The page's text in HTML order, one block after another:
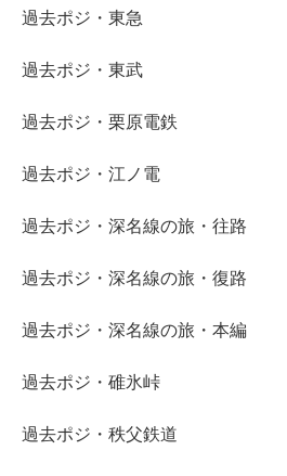
過去ポジ・東急
過去ポジ・東武
過去ポジ・栗原電鉄
過去ポジ・江ノ電
過去ポジ・深名線の旅・往路
過去ポジ・深名線の旅・復路
過去ポジ・深名線の旅・本編
過去ポジ・碓氷峠
過去ポジ・秩父鉄道